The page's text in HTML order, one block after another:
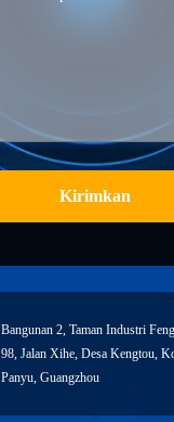
Kirimkan
Bangunan 2, Taman Industri
98, Jalan Xihe, Desa Kengtou,
Panyu, Guangzhou